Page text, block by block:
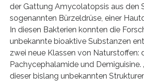
der Gattung Amycolatopsis aus den
sogenannten Bürzeldrüse, einer
In diesen Bakterien konnten die
unbekannte bioaktive Substanzen
zwei neue Klassen von Naturstoffen:
Pachycephalamide und Demiguisine.
dieser bislang unbekannten